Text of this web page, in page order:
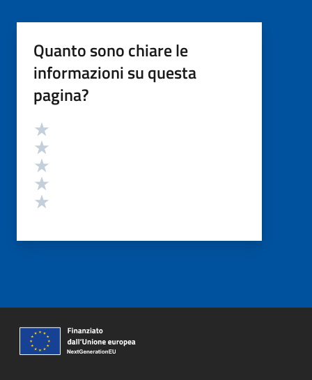
Quanto sono chiare le
informazioni su questa
pagina?
Valutazione